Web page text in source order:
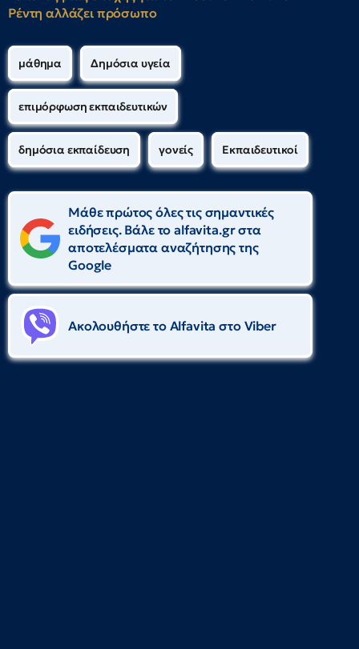
Ρέντη αλλάζει πρόσωπο
μάθημα Δημόσια υγεία
επιμόρφωση εκπαιδευτικών
δημόσια εκπαίδευση γονείς Εκπαιδευτικοί
Μάθε πρώτος όλες τις σημαντικές
ειδήσεις. Βάλε το alfavita.gr στα
αποτελέσματα αναζήτησης της
Google
Ακολουθήστε το Αlfavita στο Viber